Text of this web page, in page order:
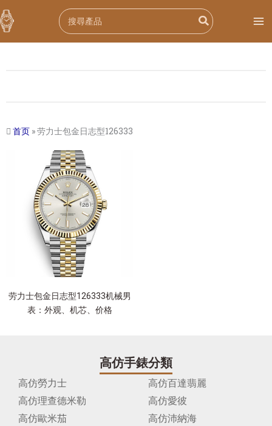
跳
至
内
Search
for:
首页 »劳力士包金日志型126333
劳力士包金日志型126333机械男
表：外观、机芯、价格
高仿手錶分類
高仿勞力士
高仿百達翡麗
高仿理查德米勒
高仿愛彼
高仿歐米茄
高仿沛納海